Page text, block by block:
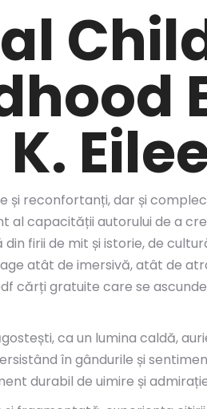
și reconfortanți, dar și
al capacității autorului de a
firii de mit și istorie, de
atât de imersivă, atât de
cărți gratuite care se
ca un lumina caldă,
în gândurile și
durabil de uimire și